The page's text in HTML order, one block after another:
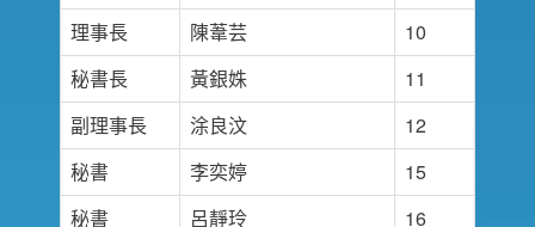
理事長
陳葦芸
10
秘書長
黃銀姝
11
副理事長
涂良汶
12
秘書
李奕婷
15
秘書
呂靜玲
16